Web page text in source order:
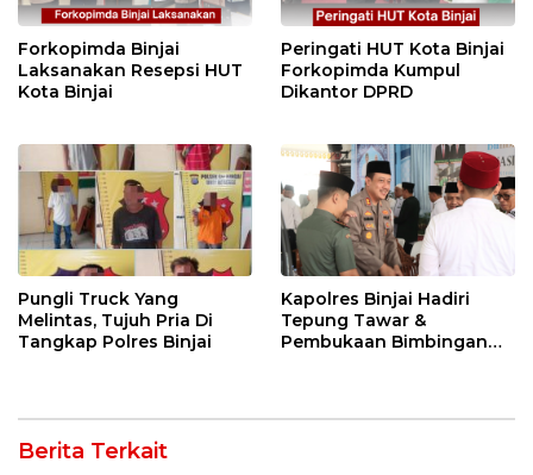
Forkopimda Binjai
Laksanakan Resepsi HUT
Kota Binjai
Peringati HUT Kota Binjai
Forkopimda Kumpul
Dikantor DPRD
Pungli Truck Yang
Melintas, Tujuh Pria Di
Tangkap Polres Binjai
Kapolres Binjai Hadiri
Tepung Tawar &
Pembukaan Bimbingan
Berita Terkait